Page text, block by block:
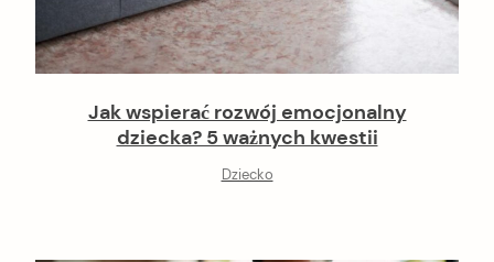
Jak wspierać rozwój emocjonalny
dziecka? 5 ważnych kwestii
Dziecko